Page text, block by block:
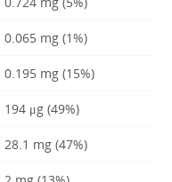
0.065 mg (1%)
0.195 mg (15%)
194 μg (49%)
28.1 mg (47%)